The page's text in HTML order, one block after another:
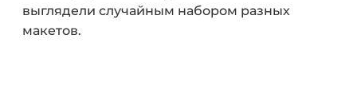
выглядели случайным набором разных
макетов.